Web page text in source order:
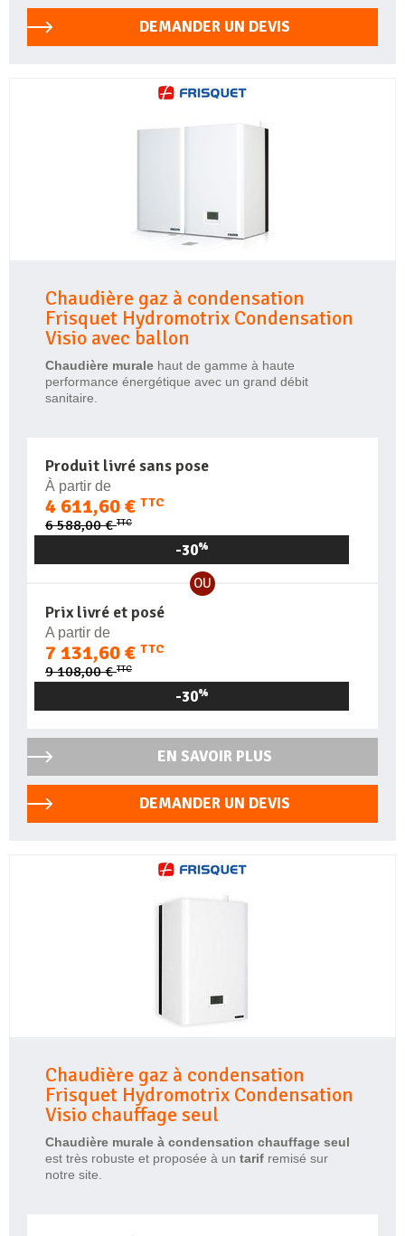
DEMANDER UN DEVIS
Chaudière gaz à condensation
Frisquet Hydromotrix Condensation
Visio avec ballon
Chaudière murale haut de gamme à haute
performance énergétique avec un grand débit
sanitaire.
Produit livré sans pose
À partir de
4 611,60 € TTC
6 588,00 €TTC
-30%
OU
Prix livré et posé
A partir de
7 131,60 € TTC
9 108,00 €TTC
-30%
EN SAVOIR PLUS
DEMANDER UN DEVIS
Chaudière gaz à condensation
Frisquet Hydromotrix Condensation
Visio chauffage seul
Chaudière murale à condensation chauffage seul
est très robuste et proposée à un tarif remisé sur
notre site.